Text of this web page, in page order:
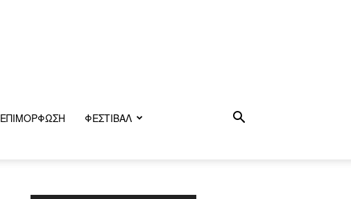
ΕΠΙΜΌΡΦΩΣΗ
ΦΕΣΤΙΒΑΛ